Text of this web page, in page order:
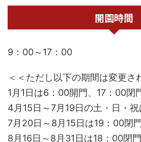
開園時間
9：00～17：00
＜＜ただし以下の期間は変更さ
1月1日は6：00開門、17：00閉
4月15日～7月19日の土・日・
7月20日～8月15日は19：00閉門
8月16日～8月31日は18：00閉門